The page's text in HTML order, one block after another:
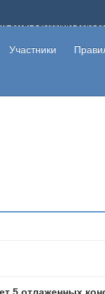
дому с высоким
не
и первая прибыль не
Участники